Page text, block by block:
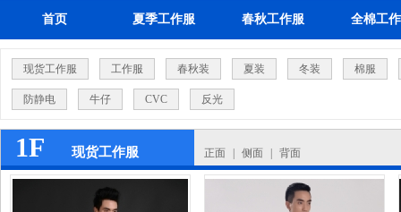
首页 夏季工作服 春秋工作服 全棉工
现货工作服 工作服 春秋装 夏装 冬装 棉服
防静电 牛仔 CVC 反光
1F 现货工作服 正面 侧面 背面